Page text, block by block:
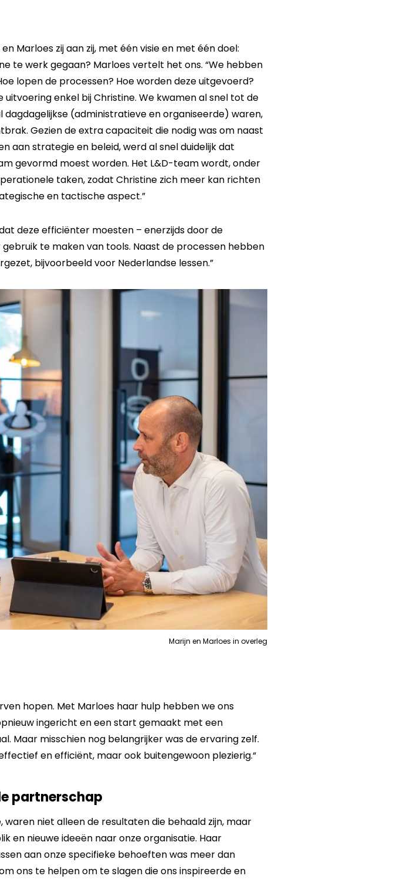
Marloes zij aan zij, met één visie en met één doel:
te werk gegaan? Marloes vertelt het ons. “We hebben
lopen de processen? Hoe worden deze uitgevoerd?
enkel bij Christine. We kwamen al snel tot de
(administratieve en organiseerde) waren,
Gezien de extra capaciteit die nodig was om naast
aan strategie en beleid, werd al snel duidelijk dat
gevormd moest worden. Het L&D-team wordt, onder
taken, zodat Christine zich meer kan richten
en tactische aspect.”
deze efficiënter moesten – enerzijds door de
te maken van tools. Naast de processen hebben
bijvoorbeeld voor Nederlandse lessen.”
Marijn en Marloes in overleg
hopen. Met Marloes haar hulp hebben we ons
ingericht en een start gemaakt met een
Maar misschien nog belangrijker was de ervaring zelf.
en efficiënt, maar ook buitengewoon plezierig.“
partnerschap
niet alleen de resultaten die behaald zijn, maar
en nieuwe ideeën naar onze organisatie. Haar
aan onze specifieke behoeften was meer dan
ons te helpen om te slagen die ons inspireerde en